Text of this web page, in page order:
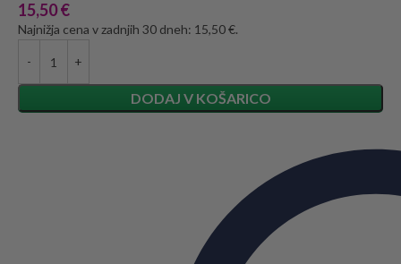
15,50€
Najnižja cena v zadnjih 30 dneh: 15,50 €.
DODAJ V KOŠARICO